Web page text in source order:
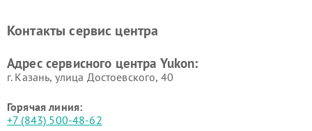
Контакты сервис центра
Адрес сервисного центра Yukon:
г. Казань, улица Достоевского, 40
Горячая линия:
+7 (843) 500-48-62